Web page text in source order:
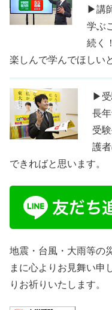
▶講
学ぶ
続く
楽しんで学んでほしい
▶受
長
受
護
できればと思います。
地震・台風・大雨等の
まに心よりお見舞い申
りお祈りいたします。